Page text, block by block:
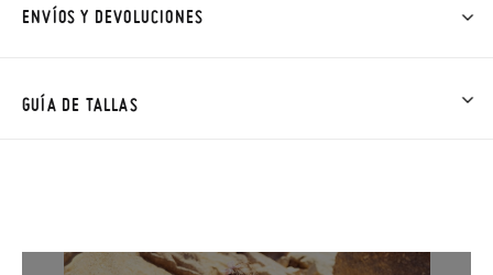
ENVÍOS Y DEVOLUCIONES
Talla/Color también son GRATIS y puedes realizarlos hasta en
caso de que prefieras acelerar el envío, puedes por muy poco
GUÍA DE TALLAS
otros zapatos que tengas, no con la suela por fuera.